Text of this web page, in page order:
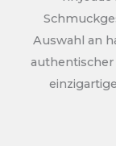
Auswahl an